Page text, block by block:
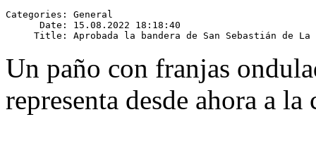
Categories: General
      Date: 15.08.2022 18:18:40
Un paño con franjas
representa desde ahora a